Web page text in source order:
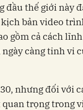
đầu thế giới này
bản video
gồm cả cách
càng tinh vi
nhưng đối với
trọng trong